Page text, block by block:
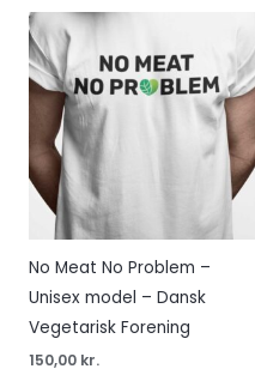
No Meat No Problem –
Unisex model – Dansk
Vegetarisk Forening
150,00 kr.